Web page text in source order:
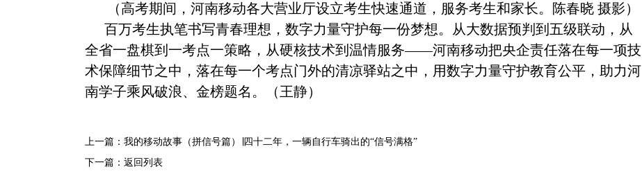
（高考期间，河南移动各大营业厅设立考生快速通道，服务考生和家长。陈春晓 摄影）
百万考生执笔书写青春理想，数字力量守护每一份梦想。从大数据预判到五级联动，从
全省一盘棋到一考点一策略，从硬核技术到温情服务——河南移动把央企责任落在每一项技
术保障细节之中，落在每一个考点门外的清凉驿站之中，用数字力量守护教育公平，助力河
南学子乘风破浪、金榜题名。（王静）
上一篇： 我的移动故事（拼信号篇）∣四十二年，一辆自行车骑出的“信号满格”
下一篇： 返回列表